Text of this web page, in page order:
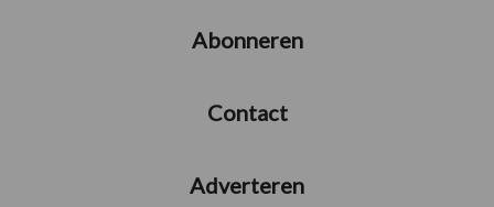
Abonneren
Contact
Adverteren